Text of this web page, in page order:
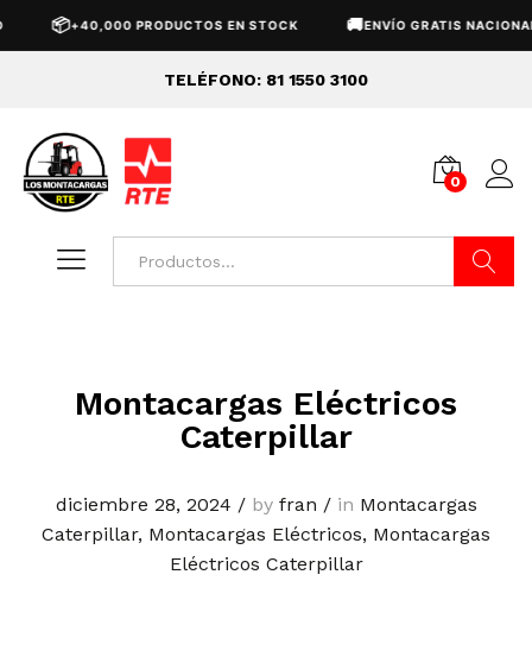
📦+40,000 PRODUCTOS EN STOCK ENVÍO GRATIS NACIONAL
TELÉFONO: 81 1550 3100
0
Montacargas Eléctricos
Caterpillar
diciembre 28, 2024 /by fran /in Montacargas
Caterpillar, Montacargas Eléctricos, Montacargas
Eléctricos Caterpillar